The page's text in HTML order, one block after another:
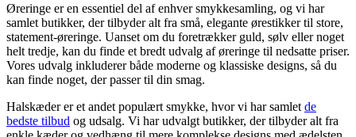
Øreringe er en essentiel del af enhver smykkesamling, og vi har
samlet butikker, der tilbyder alt fra små, elegante ørestikker til store,
statement-øreringe. Uanset om du foretrækker guld, sølv eller noget
helt tredje, kan du finde et bredt udvalg af øreringe til nedsatte priser.
Vores udvalg inkluderer både moderne og klassiske designs, så du
kan finde noget, der passer til din smag.
Halskæder er et andet populært smykke, hvor vi har samlet de
bedste tilbud og udsalg. Vi har udvalgt butikker, der tilbyder alt fra